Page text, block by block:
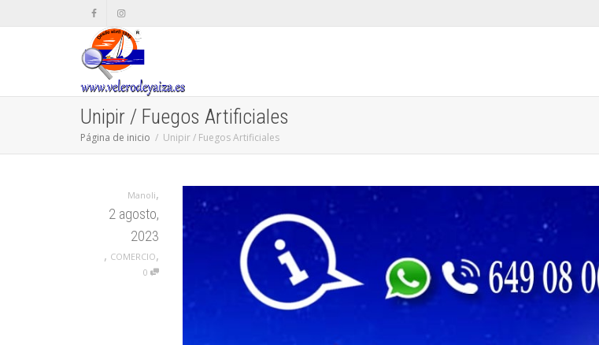
Unipir / Fuegos Artificiales
Página de inicio Unipir / Fuegos Artificiales
Manoli,
2 agosto,
2023
, COMERCIO,
0